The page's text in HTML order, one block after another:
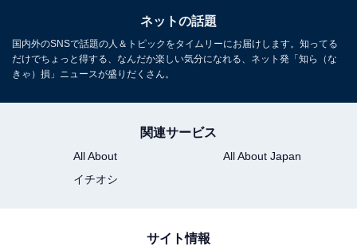
ネットの話題
国内外のSNSで話題の人＆トピックをタイムリーにお届けします。知ってる
だけでちょっと得する、なんだか楽しい気分になれる、ネット発「知ら（な
きゃ）損」ニュースが盛りだくさん。
関連サービス
All About
All About Japan
イチオシ
サイト情報